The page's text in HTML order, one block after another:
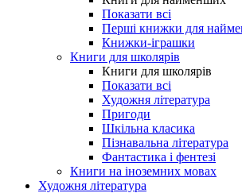
Показати всі
Перші книжки для
Книжки-іграшки
Книги для школярів
Книги для школярів
Показати всі
Художня література
Пригоди
Шкільна класика
Пізнавальна література
Фантастика і фентезі
Книги на іноземних мовах
Художня література